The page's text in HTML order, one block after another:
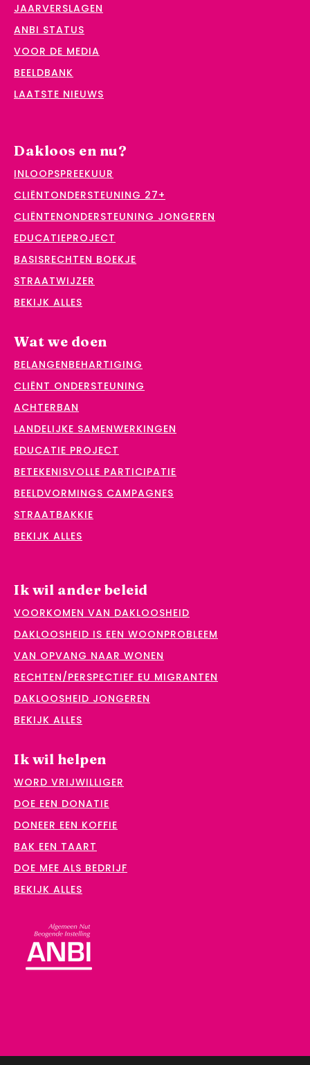
JAARVERSLAGEN
ANBI STATUS
VOOR DE MEDIA
BEELDBANK
LAATSTE NIEUWS
Dakloos en nu?
INLOOPSPREEKUUR
CLIËNTONDERSTEUNING 27+
CLIËNTENONDERSTEUNING JONGEREN
EDUCATIEPROJECT
BASISRECHTEN BOEKJE
STRAATWIJZER
BEKIJK ALLES
Wat we doen
BELANGENBEHARTIGING
CLIËNT ONDERSTEUNING
ACHTERBAN
LANDELIJKE SAMENWERKINGEN
EDUCATIE PROJECT
BETEKENISVOLLE PARTICIPATIE
BEELDVORMINGS CAMPAGNES
STRAATBAKKIE
BEKIJK ALLES
Ik wil ander beleid
VOORKOMEN VAN DAKLOOSHEID
DAKLOOSHEID IS EEN WOONPROBLEEM
VAN OPVANG NAAR WONEN
RECHTEN/PERSPECTIEF EU MIGRANTEN
DAKLOOSHEID JONGEREN
BEKIJK ALLES
Ik wil helpen
WORD VRIJWILLIGER
DOE EEN DONATIE
DONEER EEN KOFFIE
BAK EEN TAART
DOE MEE ALS BEDRIJF
BEKIJK ALLES